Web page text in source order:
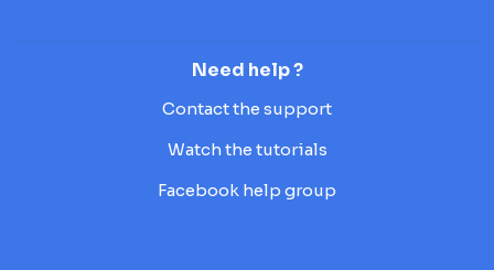
Need help ?
Contact the support
Watch the tutorials
Facebook help group